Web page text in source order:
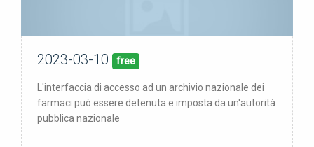
pubblicata:10/03/23
2023-03-10 free
L'interfaccia di accesso ad un archivio nazionale dei
farmaci può essere detenuta e imposta da un'autorità
pubblica nazionale